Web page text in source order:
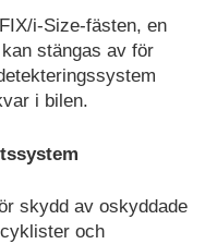
i-Size-fästen, en
stängas av för
i bilen.
skydd av oskyddade
och